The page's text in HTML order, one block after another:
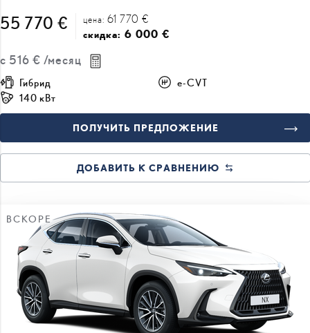
55 770 € цена: 61 770 €
скидка: 6 000 €
с 516 € /месяц
Гибрид
e-CVT
140 кВт
ПОЛУЧИТЬ ПРЕДЛОЖЕНИЕ
ДОБАВИТЬ К СРАВНЕНИЮ
ВСКОРЕ